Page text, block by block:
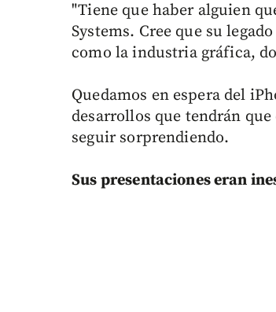
"Tiene que haber alguien
Systems. Cree que su
como la industria gráfica,
Quedamos en espera del
desarrollos que tendrán
seguir sorprendiendo.
Sus presentaciones eran